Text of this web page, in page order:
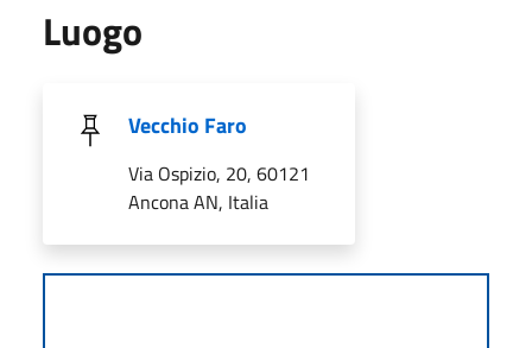
Luogo
Vecchio Faro
Via Ospizio, 20, 60121
Ancona AN, Italia